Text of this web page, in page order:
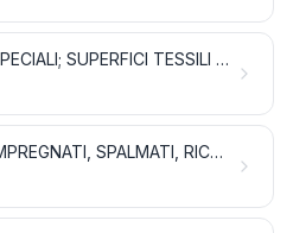
TESSUTI SPECIALI; SUPERFICI TESSILI TAFTATE; PIZZI; ARAZZI; PASSAMANERIA; RICAMI
TESSUTI IMPREGNATI, SPALMATI, RICOPERTI O STRATIFICATI; ARTICOLI TESSILI ADATTI ALL’USO INDUSTRIALE